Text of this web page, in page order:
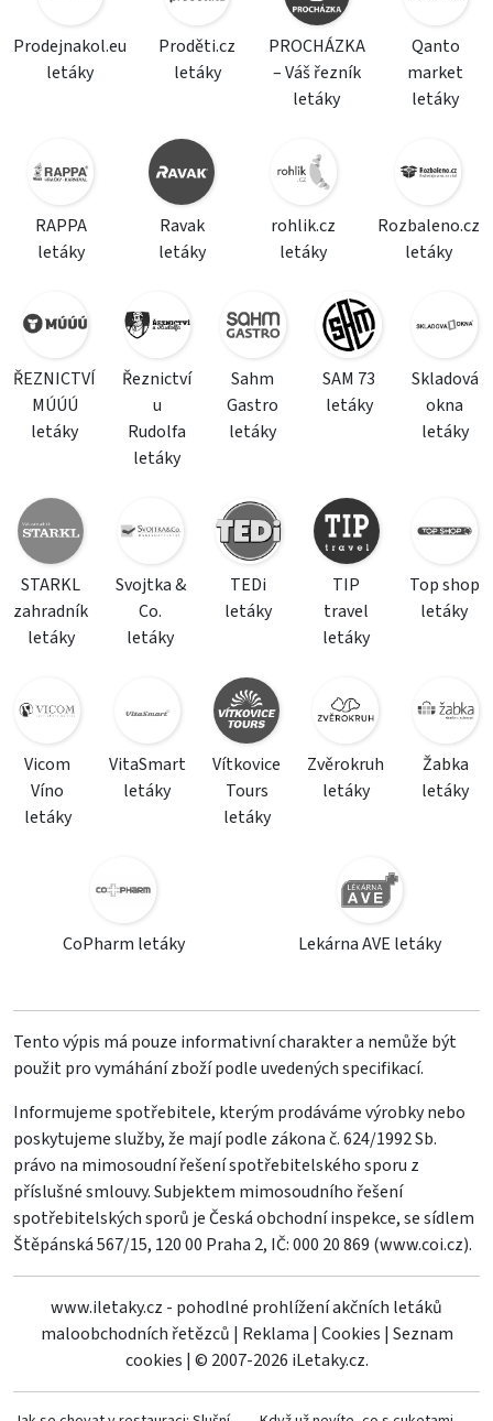
Prodejnakol.eu
letáky
Proděti.cz
letáky
PROCHÁZKA
– Váš řezník
letáky
Qanto
market
letáky
RAPPA
letáky
Ravak
letáky
rohlik.cz
letáky
Rozbaleno.cz
letáky
ŘEZNICTVÍ
MÚÚÚ
letáky
Řeznictví
u
Rudolfa
letáky
Sahm
Gastro
letáky
SAM 73
letáky
Skladová
okna
letáky
STARKL
zahradník
letáky
Svojtka &
Co.
letáky
TEDi
letáky
TIP
travel
letáky
Top shop
letáky
Vicom
Víno
letáky
VitaSmart
letáky
Vítkovice
Tours
letáky
Zvěrokruh
letáky
Žabka
letáky
CoPharm letáky Lekárna AVE letáky
Tento výpis má pouze informativní charakter a nemůže být
použit pro vymáhání zboží podle uvedených specifikací.
Informujeme spotřebitele, kterým prodáváme výrobky nebo
poskytujeme služby, že mají podle zákona č. 624/1992 Sb.
právo na mimosoudní řešení spotřebitelského sporu z
příslušné smlouvy. Subjektem mimosoudního řešení
spotřebitelských sporů je Česká obchodní inspekce, se sídlem
Štěpánská 567/15, 120 00 Praha 2, IČ: 000 20 869 (www.coi.cz).
www.iletaky.cz - pohodlné prohlížení akčních letáků
maloobchodních řetězců | Reklama | Cookies | Seznam
cookies | © 2007-2026 iLetaky.cz.